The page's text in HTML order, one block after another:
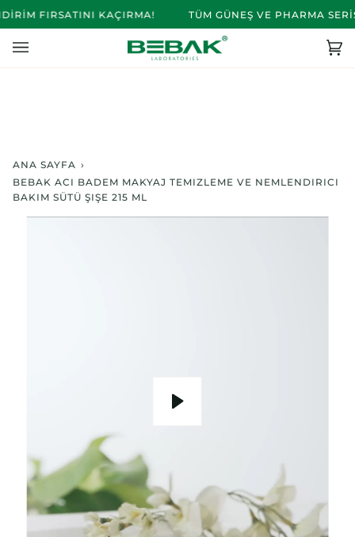
İçeriğe
FIRSATINI KAÇIRMA! TÜM GÜNEŞ VE PHARMA
(0)
ANA SAYFA ›
BEBAK ACI BADEM MAKYAJ TEMIZLEME VE NEMLENDIRICI
BAKIM SÜTÜ ŞIŞE 215 ML